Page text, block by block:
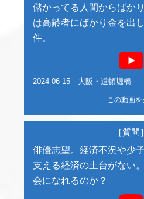
儲かってる人間からばか
は高齢者にばかり金を出
件。
2024-06-15 大阪・道頓堀橋
この動画
［質問］
俳優志望。経済不況や少
支える経済の土台がない
会になれるのか？